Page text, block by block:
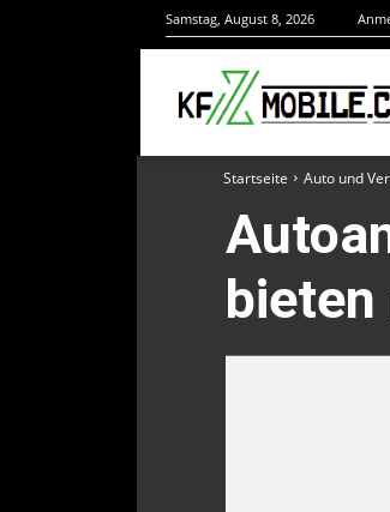
Samstag, August 8, 2026
Startseite Auto und
bieten